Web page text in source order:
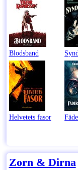
Blodsband
Helvetets fasor
Zorn & Dirna